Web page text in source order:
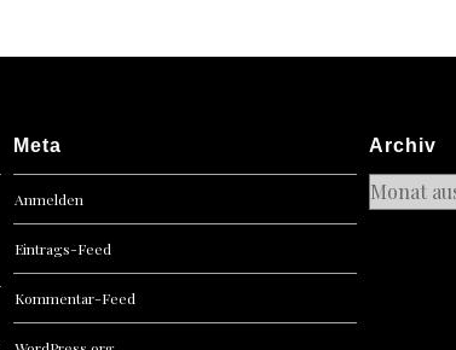
Meta
Anmelden
Eintrags-Feed
Kommentar-Feed
Archiv
Archiv